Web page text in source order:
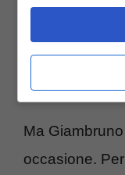
vicenda fuori
la notizia”.
Ma
occasione.